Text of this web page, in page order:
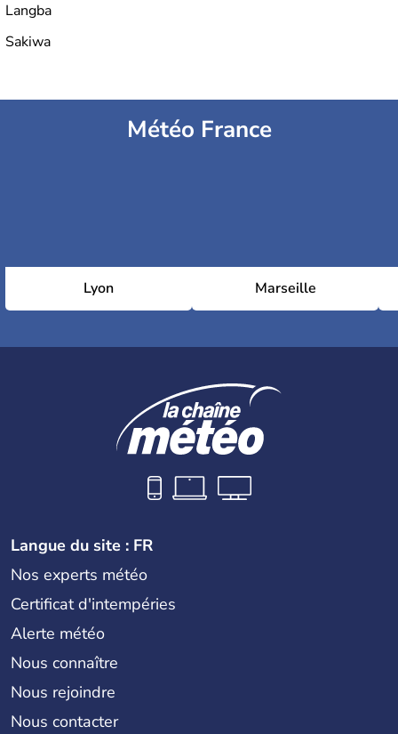
Langba
Sakiwa
Météo France
Lyon Marseille
Langue du site : FR
Nos experts météo
Certificat d'intempéries
Alerte météo
Nous connaître
Nous rejoindre
Nous contacter